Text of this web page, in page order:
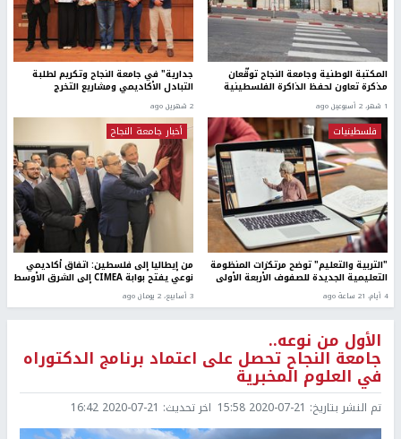
المكتبة الوطنية وجامعة النجاح توقّعان
مذكرة تعاون لحفظ الذاكرة الفلسطينية
1 شهر، 2 أسبوعين ago
جدارية" في جامعة النجاح وتكريم لطلبة
التبادل الأكاديمي ومشاريع التخرج
2 شهرين ago
فلسطينيات
"التربية والتعليم" توضح مرتكزات المنظومة
التعليمية الجديدة للصفوف الأربعة الأولى
4 أيام، 21 ساعة ago
أخبار جامعة النجاح
من إيطاليا إلى فلسطين: اتفاق أكاديمي
نوعي يفتح بوابة CIMEA إلى الشرق الأوسط
3 أسابيع، 2 يومان ago
الأول من نوعه..
جامعة النجاح تحصل على اعتماد برنامج الدكتوراه
في العلوم المخبرية
تم النشر بتاريخ: 2020-07-21 15:58 اخر تحديث: 2020-07-21 16:42